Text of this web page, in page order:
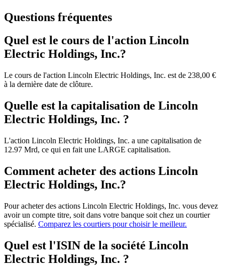
Questions fréquentes
Quel est le cours de l'action Lincoln
Electric Holdings, Inc.?
Le cours de l'action Lincoln Electric Holdings, Inc. est de 238,00 €
à la dernière date de clôture.
Quelle est la capitalisation de Lincoln
Electric Holdings, Inc. ?
L'action Lincoln Electric Holdings, Inc. a une capitalisation de
12.97 Mrd, ce qui en fait une LARGE capitalisation.
Comment acheter des actions Lincoln
Electric Holdings, Inc.?
Pour acheter des actions Lincoln Electric Holdings, Inc. vous devez
avoir un compte titre, soit dans votre banque soit chez un courtier
spécialisé. Comparez les courtiers pour choisir le meilleur.
Quel est l'ISIN de la société Lincoln
Electric Holdings, Inc. ?